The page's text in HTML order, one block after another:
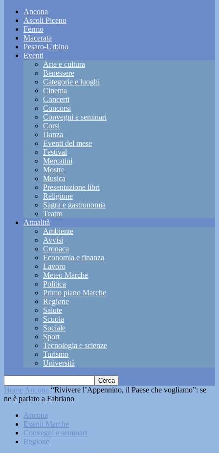
Ancona
Ascoli Piceno
Fermo
Macerata
Pesaro-Urbino
Eventi
Arte e cultura
Benessere
Categorie e luoghi
Cinema
Concerti
Concorsi
Convegni e seminari
Corsi
Danza
Eventi del mese
Festival
Mercatini
Mostre
Musica
Presentazione libri
Religione
Sagra e gastronomia
Teatro
Attualità
Ambiente
Avvisi
Cronaca
Economia e finanza
Lavoro
Meteo Marche
Politica
Primo piano Marche
Regione
Salute
Scuola
Sociale
Sport
Tecnologia e scienze
Turismo
Università
Home Ancona “Rivivere l’Appennino, il Paese che vogliamo”: se
ne è parlato a Fabriano
Ancona
Eventi Marche
Convegni e seminari
Regione